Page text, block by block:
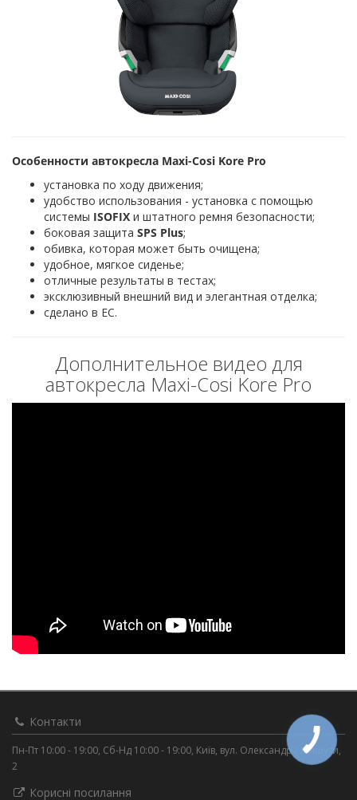
Особенности автокресла Maxi-Cosi Kore Pro
установка по ходу движения;
удобство использования - установка с помощью
системы ISOFIX и штатного ремня безопасности;
боковая защита SPS Plus;
обивка, которая может быть очищена;
удобное, мягкое сиденье;
отличные результаты в тестах;
эксклюзивный внешний вид и элегантная отделка;
сделано в ЕС.
Дополнительное видео для
автокресла Maxi-Cosi Kore Pro
Контакти
Пн-Пт 10:00 - 19:00, Сб-Нд 10:00 - 19:00, Київ, вул. Олександра Мишуги,
2
Корисні посилання